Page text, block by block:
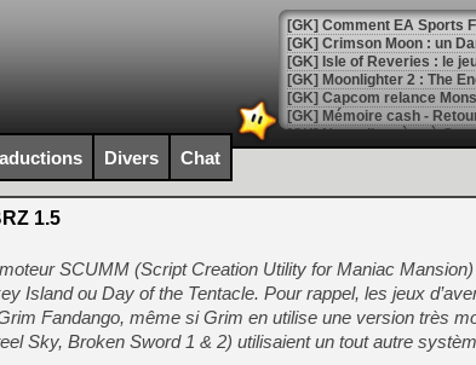
[GK] Comment EA Sports
[GK] Crimson Moon : un
[GK] Isle of Reveries : le
[GK] Moonlighter 2 : The
[GK] Capcom relance
[Mo5] Deux inédits du
[GK] Le beat'em up The
[GK] Endless Legend 2 :
[LS] [PS5] Le WebKit
Divers Chat
1.5
SCUMM (Script Creation Utility for Maniac
Island ou Day of the Tentacle. Pour rappel, les jeux
Fandango, même si Grim en utilise une version très
Sky, Broken Sword 1 & 2) utilisaient un tout autre